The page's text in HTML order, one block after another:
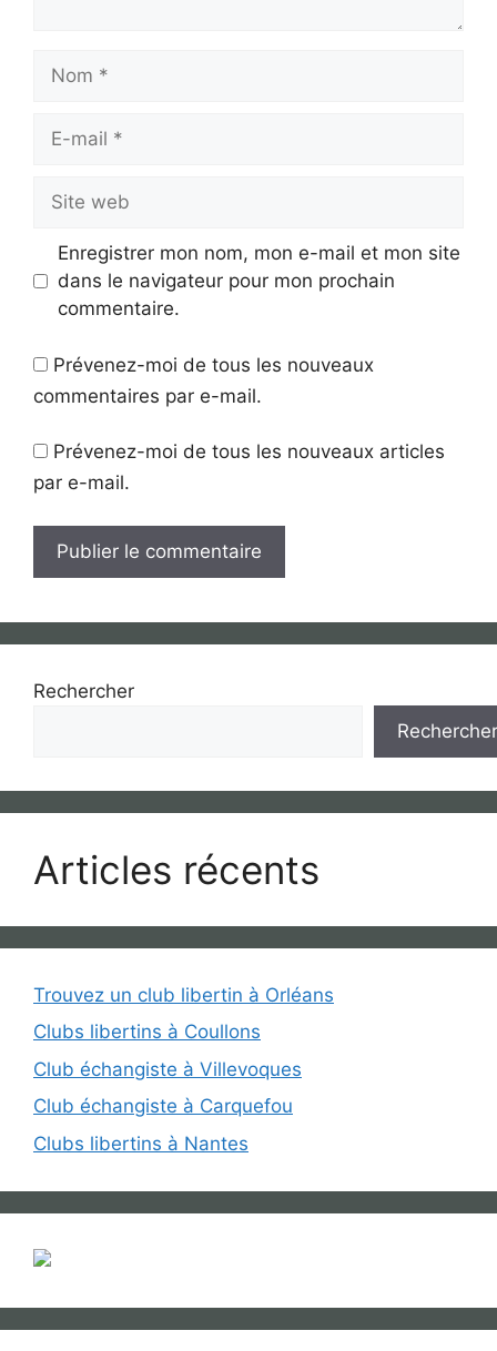
Nom
Site
web
Enregistrer mon nom, mon e-mail et mon site
dans le navigateur pour mon prochain
commentaire.
Prévenez-moi de tous les nouveaux
commentaires par e-mail.
Prévenez-moi de tous les nouveaux articles
par e-mail.
Rechercher
Rechercher
Articles récents
Trouvez un club libertin à Orléans
Clubs libertins à Coullons
Club échangiste à Villevoques
Club échangiste à Carquefou
Clubs libertins à Nantes